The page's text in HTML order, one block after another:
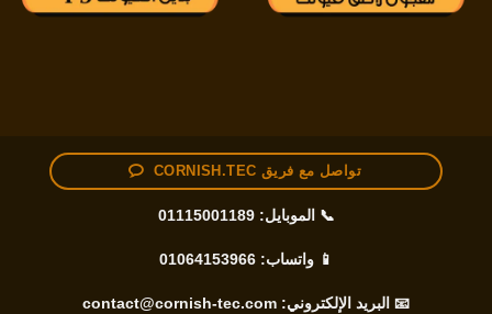
تواصل مع فريق CORNISH.TEC
📞 الموبايل:01115001189
📱 واتساب:01064153966
📧 البريد الإلكتروني: contact@cornish-tec.com